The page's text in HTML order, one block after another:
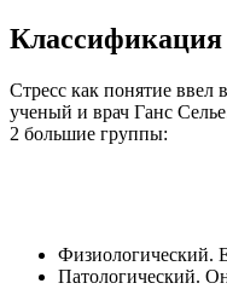
Классификация
Стресс как понятие ввел
ученый и врач Ганс
2 большие группы:
Физиологический.
Патологический.